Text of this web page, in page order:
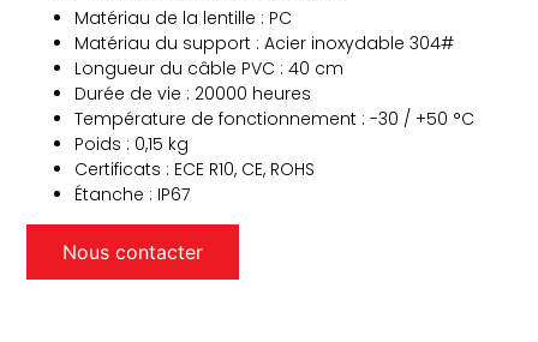
Matériau de la lentille : PC
Matériau du support : Acier inoxydable 304#
Longueur du câble PVC : 40 cm
Durée de vie : 20000 heures
Température de fonctionnement : -30 / +50 °C
Poids : 0,15 kg
Certificats : ECE R10, CE, ROHS
Étanche : IP67
Nous contacter